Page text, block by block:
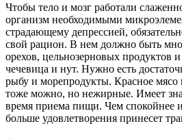
Чтобы тело и мозг работали
организм необходимыми
страдающему депрессией,
свой рацион. В нем должно быть
орехов, цельнозерновых продуктов
чечевица и нут. Нужно есть
рыбу и морепродукты. Красное
тоже можно, но нежирные. Имеет
время приема пищи. Чем спокойнее
больше удовлетворения принесет